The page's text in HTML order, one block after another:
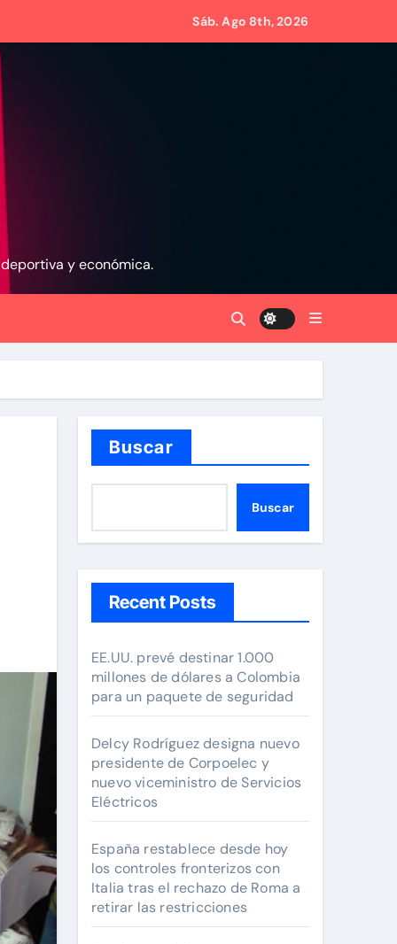
Eléctricos
retirar las restricciones
Sáb. Ago 8th, 2026
y económica.
Buscar
Buscar
Recent Posts
EE.UU. prevé destinar 1.000
millones de dólares a Colombia
para un paquete de seguridad
Delcy Rodríguez designa nuevo
presidente de Corpoelec y
nuevo viceministro de Servicios
Eléctricos
España restablece desde hoy
los controles fronterizos con
Italia tras el rechazo de Roma a
retirar las restricciones